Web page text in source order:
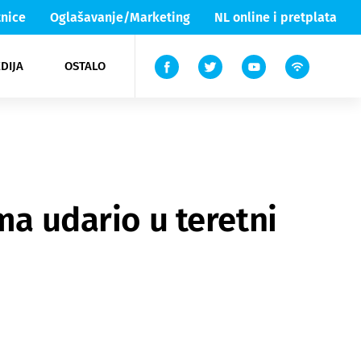
Oglašavanje/Marketing NL online i pretplata
OSTALO
Lika & Senj
TV
udario u teretni